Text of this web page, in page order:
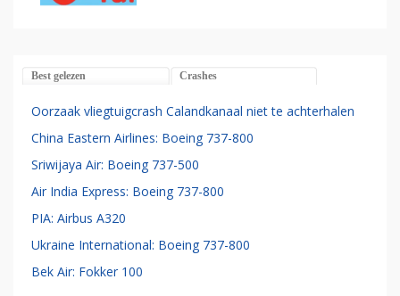
Best gelezen Crashes
Oorzaak vliegtuigcrash Calandkanaal niet te achterhalen
China Eastern Airlines: Boeing 737-800
Sriwijaya Air: Boeing 737-500
Air India Express: Boeing 737-800
PIA: Airbus A320
Ukraine International: Boeing 737-800
Bek Air: Fokker 100